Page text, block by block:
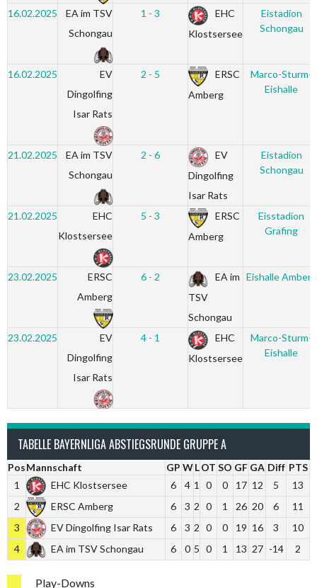
16.02.2025
EA im TSV
Schongau
1 - 3
EHC
Klostsersee
Eistadion
Schongau
16.02.2025
EV
Dingolfing
Isar Rats
2 - 5
ERSC
Amberg
Marco-Sturm-
Eishalle
21.02.2025
EA im TSV
Schongau
2 - 6
EV
Dingolfing
Isar Rats
Eistadion
Schongau
21.02.2025
EHC
Klostsersee
5 - 3
ERSC
Amberg
Eisstadion
Grafing
23.02.2025
ERSC
Amberg
6 - 2
EA im
TSV
Schongau
Eishalle Amberg
23.02.2025
EV
Dingolfing
Isar Rats
4 - 1
EHC
Klostsersee
Marco-Sturm-
Eishalle
TABELLE BAYERNLIGA ABSTIEGSRUNDE GRUPPE A
PosMannschaft GP W L OT SO GF GA Diff PTS
1
EHC Klostsersee 6 4 1 0 0 17 12 5
13
2
ERSC Amberg 6 3 2 0 1 26 20 6
11
3
EV Dingolfing Isar Rats 6 3 2 0 0 19 16 3
10
4
EA im TSV Schongau 6 0 5 0 1 13 27 -14 2
Play-Downs